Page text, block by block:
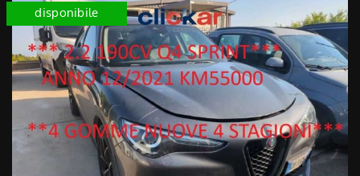
NEWS
AREA COMMERCIANTI
disponibile